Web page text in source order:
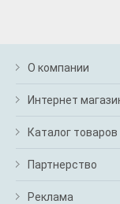
О компании
Интернет
Каталог товаров
Партнерство
Реклама